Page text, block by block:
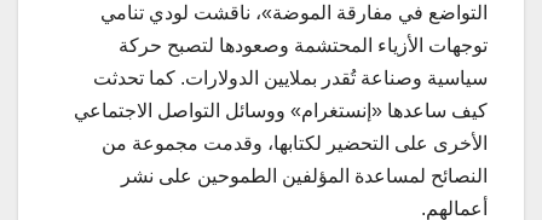
التواضع في مفارقة الموضة»، ناقشت لودي تنامي
توجهات الأزياء المحتشمة وصعودها لتصبح حركة
سياسية وصناعة تُقدر بملايين الدولارات. كما تحدثت
كيف ساعدها «إنستغرام» ووسائل التواصل الاجتماعي
الأخرى على التحضير لكتابها، وقدمت مجموعة من
النصائح لمساعدة المؤلفين الطموحين على نشر
أعمالهم.